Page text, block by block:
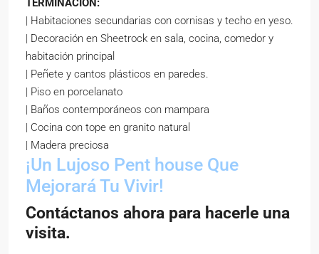
| Habitaciones secundarias con cornisas y techo en yeso.
| Decoración en Sheetrock en sala, cocina, comedor y
habitación principal
| Peñete y cantos plásticos en paredes.
| Piso en porcelanato
| Baños contemporáneos con mampara
| Cocina con tope en granito natural
| Madera preciosa
¡Un Lujoso Pent house Que
Mejorará Tu Vivir!
Contáctanos ahora para hacerle una
visita.